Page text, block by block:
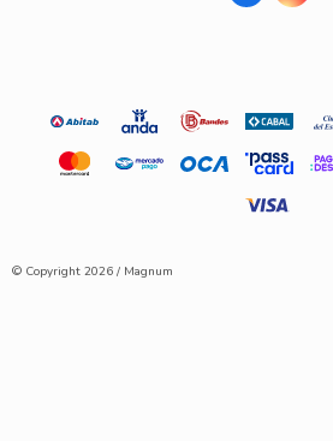
© Copyright 2026 / Magnum